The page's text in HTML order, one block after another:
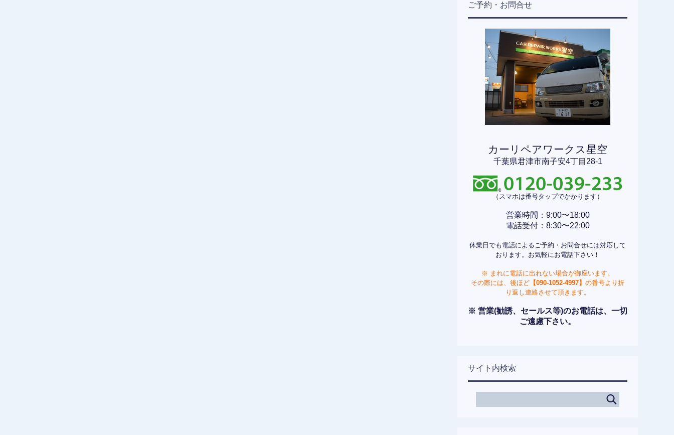
ご予約・お問合せ
カーリペアワークス星空
千葉県君津市南子安4丁目28-1
（スマホは番号タップでかかります）
営業時間：9:00〜18:00
電話受付：8:30〜22:00
休業日でも電話によるご予約・お問合せには対応して
おります。お気軽にお電話下さい！
※ まれに電話に出れない場合が御座います。
その際には、後ほど 【090-1052-4997】 の番号より折
り返し連絡させて頂きます。
※ 営業(勧誘、セールス等)のお電話は、一切
ご遠慮下さい。
サイト内検索